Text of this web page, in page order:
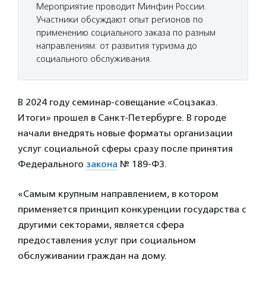
Мероприятие проводит Минфин России.
Участники обсуждают опыт регионов по
применению социального заказа по разным
направлениям: от развития туризма до
социального обслуживания.
В 2024 году семинар-совещание «Соцзаказ.
Итоги» прошел в Санкт-Петербурге. В городе
начали внедрять новые форматы организации
услуг социальной сферы сразу после принятия
Федерального закона № 189-ФЗ.
«Самым крупным направлением, в котором
применяется принцип конкуренции государства с
другими секторами, является сфера
предоставления услуг при социальном
обслуживании граждан на дому.